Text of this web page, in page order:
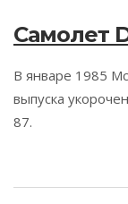
Самолет
В январе 1985
выпуска
87.